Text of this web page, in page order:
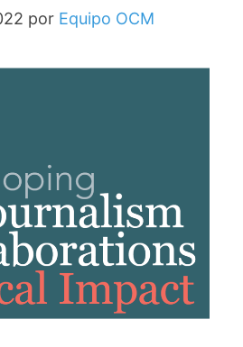
por Equipo OCM